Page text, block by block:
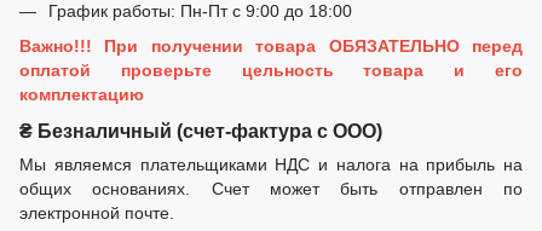
График работы: Пн-Пт с 9:00 до 18:00
Важно!!! При получении товара ОБЯЗАТЕЛЬНО перед
оплатой проверьте цельность товара и его
комплектацию
₴ Безналичный (счет-фактура с ООО)
Мы являемся плательщиками НДС и налога на прибыль на
общих основаниях. Счет может быть отправлен по
электронной почте.